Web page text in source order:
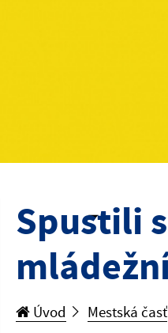
Spustili
Úvod Mestská časť